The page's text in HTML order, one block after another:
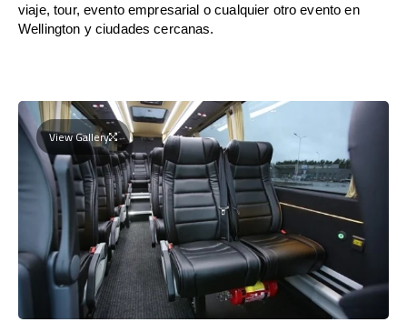
viaje, tour, evento empresarial o cualquier otro evento en
Wellington y ciudades cercanas.
View Gallery